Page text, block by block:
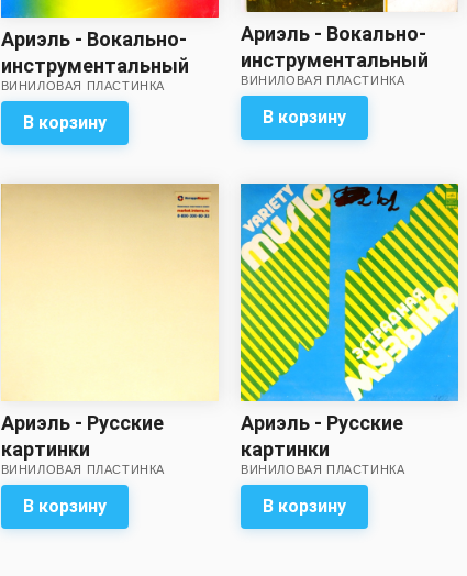
Ариэль - Вокально-
инструментальный
ансамбль Ариэль
ВИНИЛОВАЯ ПЛАСТИНКА
В корзину
Ариэль - Вокально-
инструментальный
ансамбль Ариэль
ВИНИЛОВАЯ ПЛАСТИНКА
В корзину
Ариэль - Русские
картинки
ВИНИЛОВАЯ ПЛАСТИНКА
В корзину
Ариэль - Русские
картинки
ВИНИЛОВАЯ ПЛАСТИНКА
В корзину